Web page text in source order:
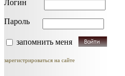
Логин
Пароль
запомнить меня
зарегистрироваться на сайте